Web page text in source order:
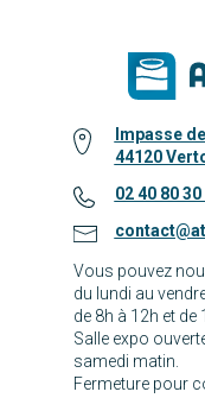
Impasse
44120
02 40 80 30
Vous pouvez
du lundi au
de 8h à 12h et de
Salle expo
samedi matin.
Fermeture pour